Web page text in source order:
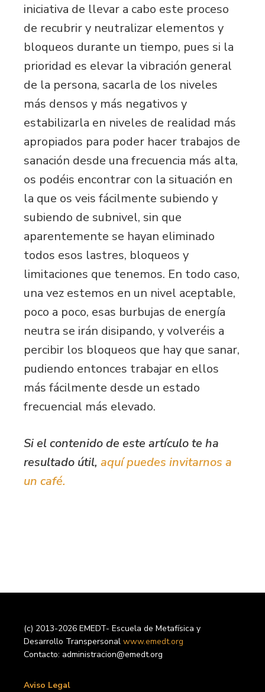
iniciativa de llevar a cabo este proceso
de recubrir y neutralizar elementos y
bloqueos durante un tiempo, pues si la
prioridad es elevar la vibración general
de la persona, sacarla de los niveles
más densos y más negativos y
estabilizarla en niveles de realidad más
apropiados para poder hacer trabajos de
sanación desde una frecuencia más alta,
os podéis encontrar con la situación en
la que os veis fácilmente subiendo y
subiendo de subnivel, sin que
aparentemente se hayan eliminado
todos esos lastres, bloqueos y
limitaciones que tenemos. En todo caso,
una vez estemos en un nivel aceptable,
poco a poco, esas burbujas de energía
neutra se irán disipando, y volveréis a
percibir los bloqueos que hay que sanar,
pudiendo entonces trabajar en ellos
más fácilmente desde un estado
frecuencial más elevado.
Si el contenido de este artículo te ha
resultado útil, aquí puedes invitarnos a
un café.
(c) 2013-2026 EMEDT- Escuela de Metafísica y
Desarrollo Transpersonal www.emedt.org
Contacto: administracion@emedt.org
Aviso Legal